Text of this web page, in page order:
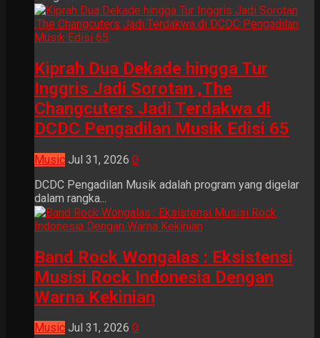
Kiprah Dua Dekade hingga Tur
Inggris Jadi Sorotan ,The
Changcuters Jadi Terdakwa di
DCDC Pengadilan Musik Edisi 65
Music Jul 31, 2026 0
DCDC Pengadilan Musik adalah program yang digelar
dalam rangka...
Band Rock Wongalas : Eksistensi
Musisi Rock Indonesia Dengan
Warna Kekinian
Music Jul 31, 2026 0